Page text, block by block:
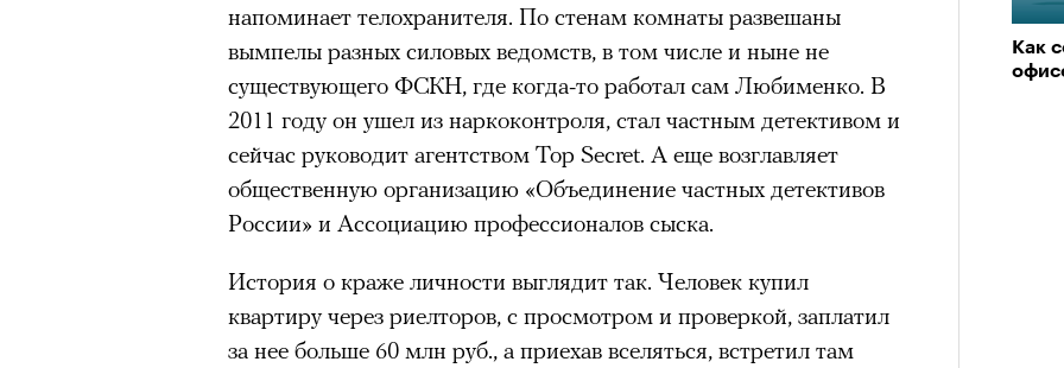
Как
напоминает телохранителя. По стенам комнаты развешаны
вымпелы разных силовых ведомств, в том числе и ныне не
существующего ФСКН, где когда-то работал сам Любименко. В
2011 году он ушел из наркоконтроля, стал частным детективом и
сейчас руководит агентством Top Secret. А еще возглавляет
общественную организацию «Объединение частных детективов
России» и Ассоциацию профессионалов сыска.
История о краже личности выглядит так. Человек купил
квартиру через риелторов, с просмотром и проверкой, заплатил
за нее больше 60 млн руб., а приехав вселяться, встретил там
в
Горы привлекают людей состоянием предельной
концентрации, в которомисчезает информационный шум
остается только настоящий момент.
Экстремальные нагрузки вызывают
мощный выброс
гормонов, из-за чего мозг запоминает восхождение как один
из самых ярких опытов в жизни.
Для многих альпинизм становится способом выйти из
рутины, перезагрузиться ипочувствовать контроль над собой
Совместное преодоление опасности в горах создает между
людьми особеннопрочные связи и чувство доверия.